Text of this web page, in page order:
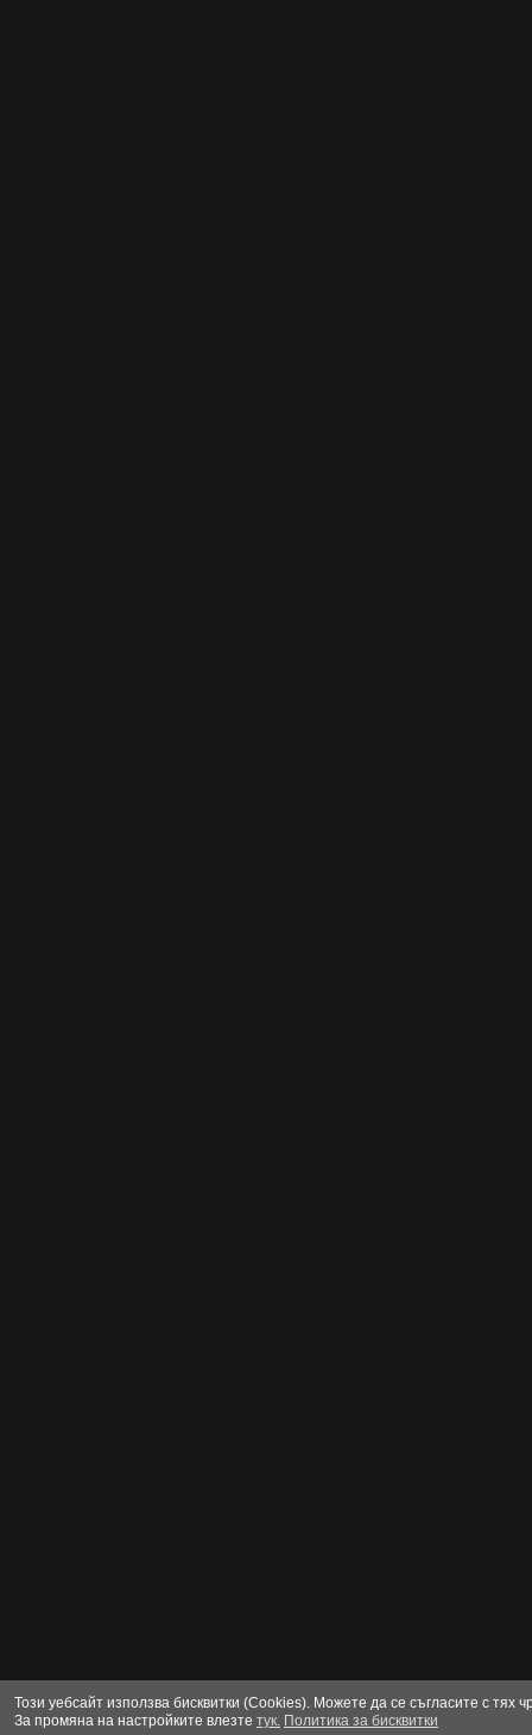
Този уебсайт използва бисквитки (Cookies). Можете да се съгласите с
За промяна на настройките влезте тук. Политика за бисквитки